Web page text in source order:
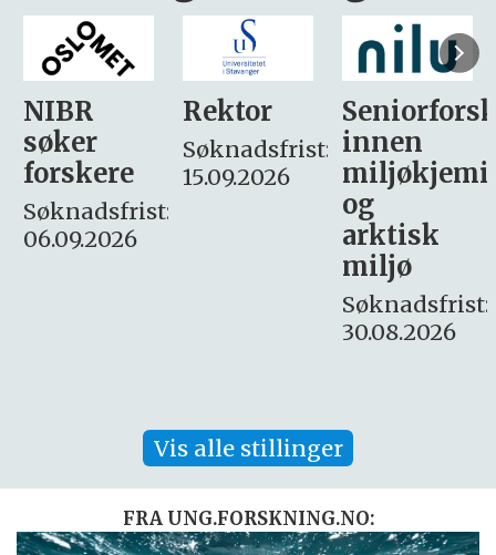
Rektor
Søknadsfrist:
15.09.2026
Seniorforsker
innen
miljøkjemi
søker
– fast
Søknadsfrist:
16. august.
Vis alle stillinger
FRA UNG.FORSKNING.NO: